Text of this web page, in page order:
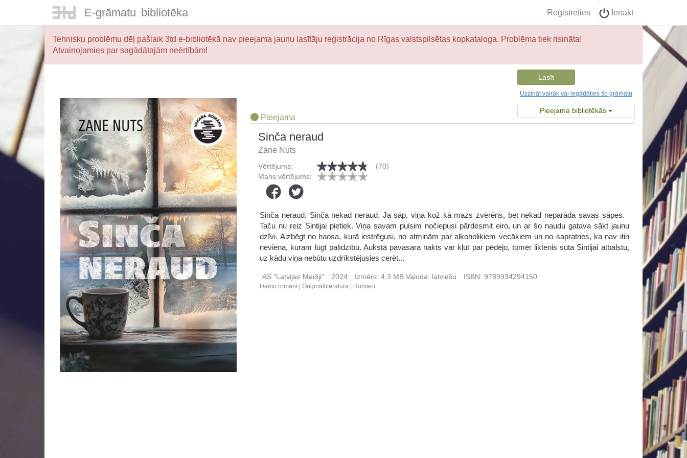
E-grāmatu bibliotēka Reģistrēties Ienākt
Tehnisku problēmu dēļ pašlaik 3td e-bibliotēkā nav pieejama jaunu lasītāju reģistrācija no Rīgas valstspilsētas kopkataloga. Problēma tiek risināta!
Atvainojamies par sagādātajām neērtībām!
Lasīt
Uzzināt vairāk vai iegādāties šo grāmatu
Pieejama bibliotēkās
Pieejama
Sinča neraud
Zane Nuts
Vērtējums:
(70)
Mans vērtējums:
Sinča neraud. Sinča nekad neraud. Ja sāp, viņa kož kā mazs zvērēns, bet nekad neparāda savas sāpes.
Taču nu reiz Sintijai pietiek. Viņa savam puisim nočiepusi pārdesmit eiro, un ar šo naudu gatava sākt jaunu
dzīvi. Aizbēgt no haosa, kurā iestrēgusi, no atmiņām par alkoholiķiem vecākiem un no sapratnes, ka nav itin
neviena, kuram lūgt palīdzību. Aukstā pavasara nakts var kļūt par pēdējo, tomēr liktenis sūta Sintijai atbalstu,
uz kādu viņa nebūtu uzdrīkstējusies cerēt...
AS "Latvijas Mediji" 2024 Izmērs: 4,3 MBValoda: latviešu ISBN: 9789934294150
Dāmu romāni Oriģinālliteratūra Romāni